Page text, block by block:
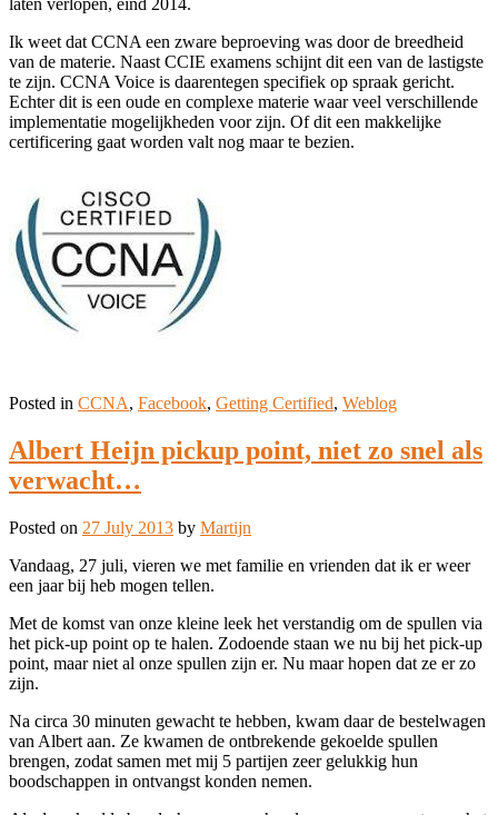
laten verlopen, eind 2014.
Ik weet dat CCNA een zware beproeving was door de breedheid
van de materie. Naast CCIE examens schijnt dit een van de lastigste
te zijn. CCNA Voice is daarentegen specifiek op spraak gericht.
Echter dit is een oude en complexe materie waar veel verschillende
implementatie mogelijkheden voor zijn. Of dit een makkelijke
certificering gaat worden valt nog maar te bezien.
Posted in CCNA, Facebook, Getting Certified, Weblog
Albert Heijn pickup point, niet zo snel als
verwacht…
Posted on 27 July 2013 by Martijn
Vandaag, 27 juli, vieren we met familie en vrienden dat ik er weer
een jaar bij heb mogen tellen.
Met de komst van onze kleine leek het verstandig om de spullen via
het pick-up point op te halen. Zodoende staan we nu bij het pick-up
point, maar niet al onze spullen zijn er. Nu maar hopen dat ze er zo
zijn.
Na circa 30 minuten gewacht te hebben, kwam daar de bestelwagen
van Albert aan. Ze kwamen de ontbrekende gekoelde spullen
brengen, zodat samen met mij 5 partijen zeer gelukkig hun
boodschappen in ontvangst konden nemen.